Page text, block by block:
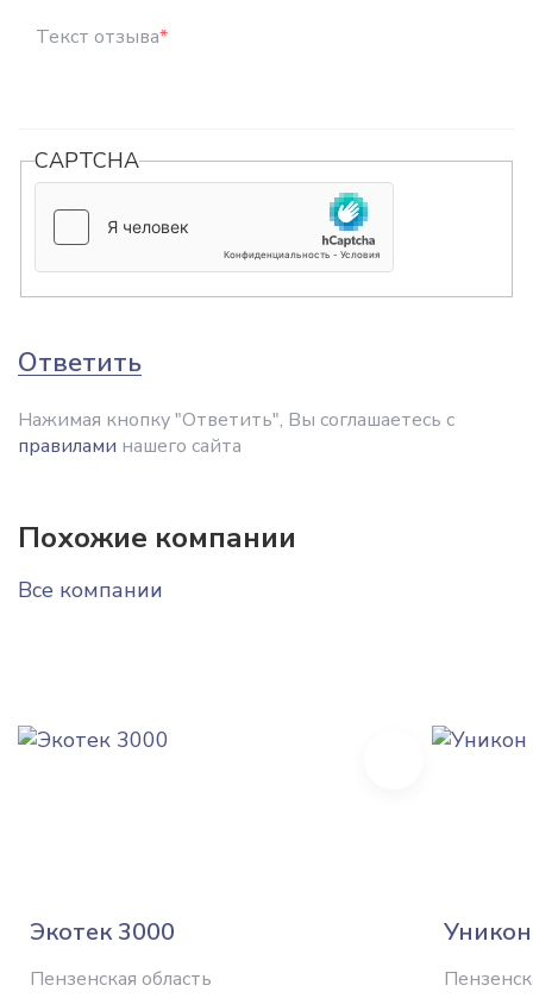
Текст отзыва*
CAPTCHA
Ответить
Нажимая кнопку "Ответить", Вы соглашаетесь с
правилами нашего сайта
Похожие компании
Все компании
Экотек 3000
Пензенская область
Уникон